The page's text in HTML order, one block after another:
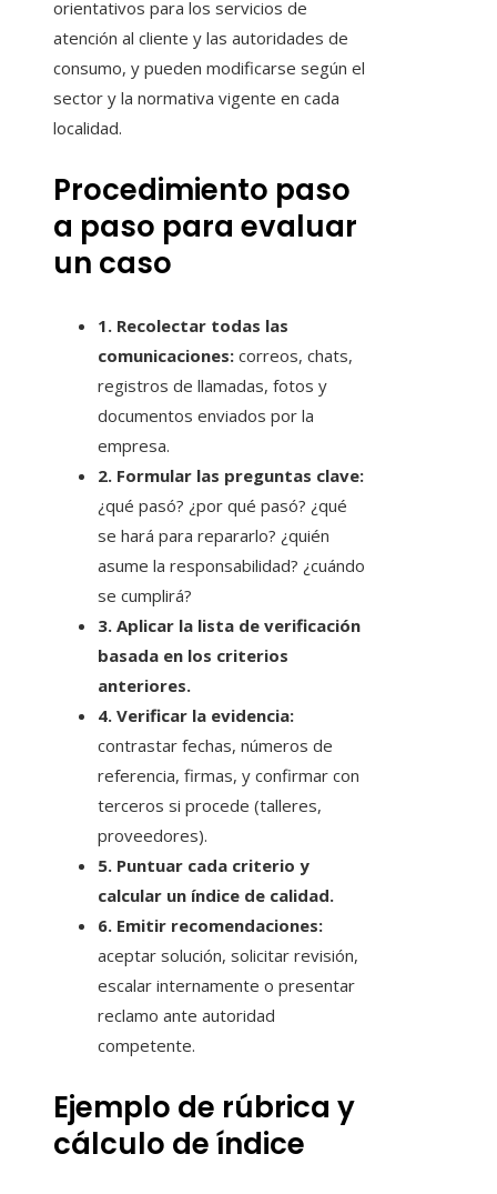
orientativos para los servicios de
atención al cliente y las autoridades de
consumo, y pueden modificarse según el
sector y la normativa vigente en cada
localidad.
Procedimiento paso
a paso para evaluar
un caso
1. Recolectar todas las
comunicaciones: correos, chats,
registros de llamadas, fotos y
documentos enviados por la
empresa.
2. Formular las preguntas clave:
¿qué pasó? ¿por qué pasó? ¿qué
se hará para repararlo? ¿quién
asume la responsabilidad? ¿cuándo
se cumplirá?
3. Aplicar la lista de verificación
basada en los criterios
anteriores.
4. Verificar la evidencia:
contrastar fechas, números de
referencia, firmas, y confirmar con
terceros si procede (talleres,
proveedores).
5. Puntuar cada criterio y
calcular un índice de calidad.
6. Emitir recomendaciones:
aceptar solución, solicitar revisión,
escalar internamente o presentar
reclamo ante autoridad
competente.
Ejemplo de rúbrica y
cálculo de índice